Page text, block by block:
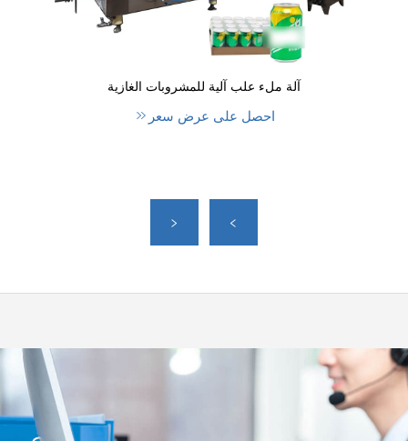
آلة ملء علب آلية للمشروبات الغازية
احصل على عرض سعر